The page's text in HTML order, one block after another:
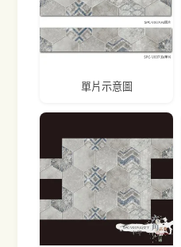
單片示意圖